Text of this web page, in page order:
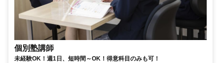
個別塾講師
未経験OK！週1日、短時間～OK！得意科目のみも可！